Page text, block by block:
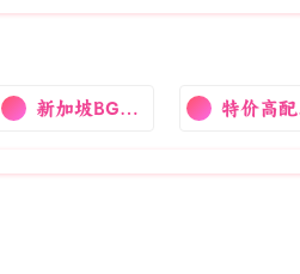
新加坡BGP云主机